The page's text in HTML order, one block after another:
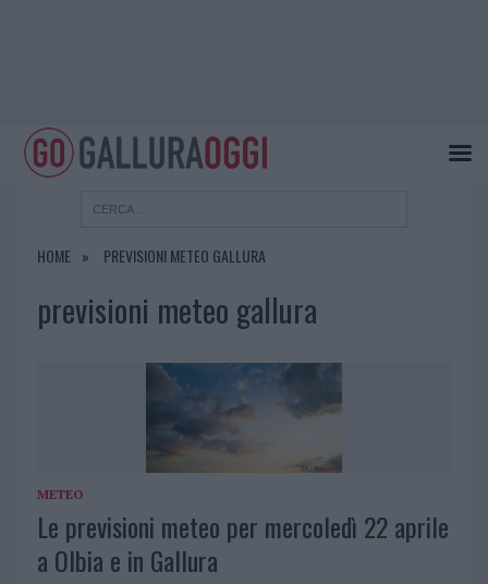
HOME PREVISIONI METEO GALLURA
previsioni meteo gallura
METEO
Le previsioni meteo per mercoledì 22 aprile
a Olbia e in Gallura